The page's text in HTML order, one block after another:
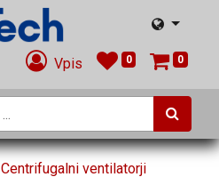
Vpis 0 0
Centrifugalni ventilatorji